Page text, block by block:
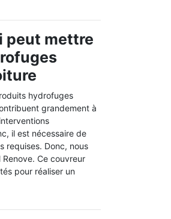
peut mettre
hydrofuges
grandement à
il est nécessaire de
requises. Donc, nous
Ce couvreur
pour réaliser un